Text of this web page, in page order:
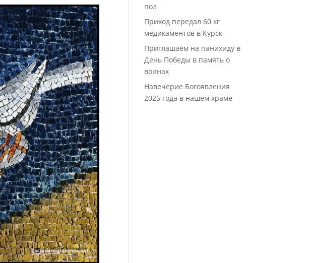
пол
Приход передал 60 кг
медикаментов в Курск
Приглашаем на панихиду в
День Победы в память о
воинах
Навечерие Богоявления
2025 года в нашем храме